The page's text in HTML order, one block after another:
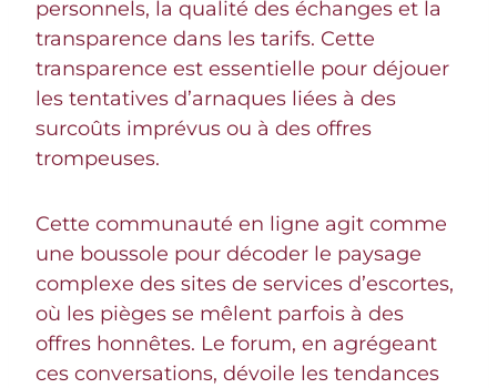
personnels, la qualité des échanges et la
transparence dans les tarifs. Cette
transparence est essentielle pour déjouer
les tentatives d’arnaques liées à des
surcoûts imprévus ou à des offres
trompeuses.
Cette communauté en ligne agit comme
une boussole pour décoder le paysage
complexe des sites de services d’escortes,
où les pièges se mêlent parfois à des
offres honnêtes. Le forum, en agrégeant
ces conversations, dévoile les tendances